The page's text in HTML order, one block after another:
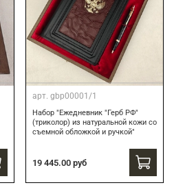
арт. gbp00001/1
Набор "Ежедневник "Герб РФ"
(триколор) из натуральной кожи со
съемной обложкой и ручкой"
19 445.00 руб